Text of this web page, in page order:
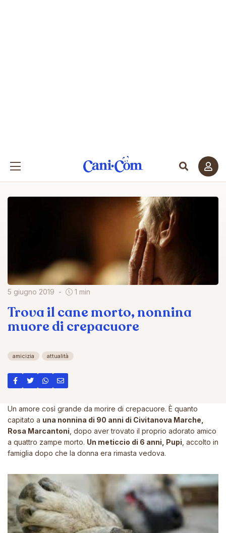
5 giugno 2019 1 min
Trova il cane morto, nonnina
muore di crepacuore
amicizia attualità
Un amore così grande da morire di crepacuore. È quanto
capitato a una nonnina di 90 anni di Civitanova Marche,
Rosa Marcantoni , dopo aver trovato il proprio adorato amico
a quattro zampe morto. Un meticcio di 6 anni, Pupi , accolto in
famiglia dopo che la donna era rimasta vedova.